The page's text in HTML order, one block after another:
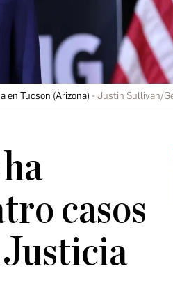
en Tucson (Arizona) Justin Sullivan/
casos